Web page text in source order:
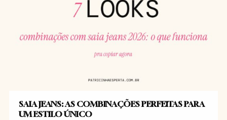
SAIA JEANS: AS COMBINAÇÕES PERFEITAS PARA
UM ESTILO ÚNICO